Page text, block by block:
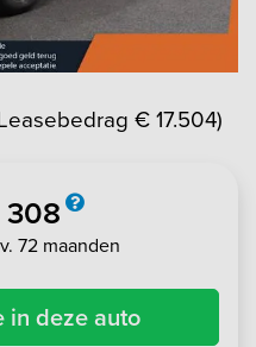
€ 17.504)
72 maanden
in deze auto